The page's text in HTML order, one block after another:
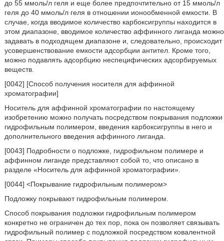
до 55 ммоль/л геля и еще более предпочтительно от 15 ммоль/л
геля до 40 ммоль/л геля в отношении ионообменной емкости. В
случае, когда вводимое количество карбоксигруппы находится в
этом диапазоне, вводимое количество аффинного лиганда можно
задавать в подходящем диапазоне и, следовательно, происходит
усовершенствование емкости адсорбции антител. Кроме того,
можно подавлять адсорбцию неспецифических адсорбируемых
веществ.
[0042] [Способ получения носителя для аффинной
хроматографии]
Носитель для аффинной хроматографии по настоящему
изобретению можно получать посредством покрывания подложки
гидрофильным полимером, введения карбоксигруппы в него и
дополнительного введения аффинного лиганда.
[0043] Подробности о подложке, гидрофильном полимере и
аффинном лиганде представляют собой то, что описано в
разделе «Носитель для аффинной хроматографии».
[0044] <Покрывание гидрофильным полимером>
Подложку покрывают гидрофильным полимером.
Способ покрывания подложки гидрофильным полимером
конкретно не ограничен до тех пор, пока он позволяет связывать
гидрофильный полимер с подложкой посредством ковалентной